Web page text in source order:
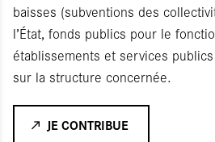
baisses (subventions des
l’État, fonds publics pour le
établissements et services
sur la structure concernée.
JE CONTRIBUE